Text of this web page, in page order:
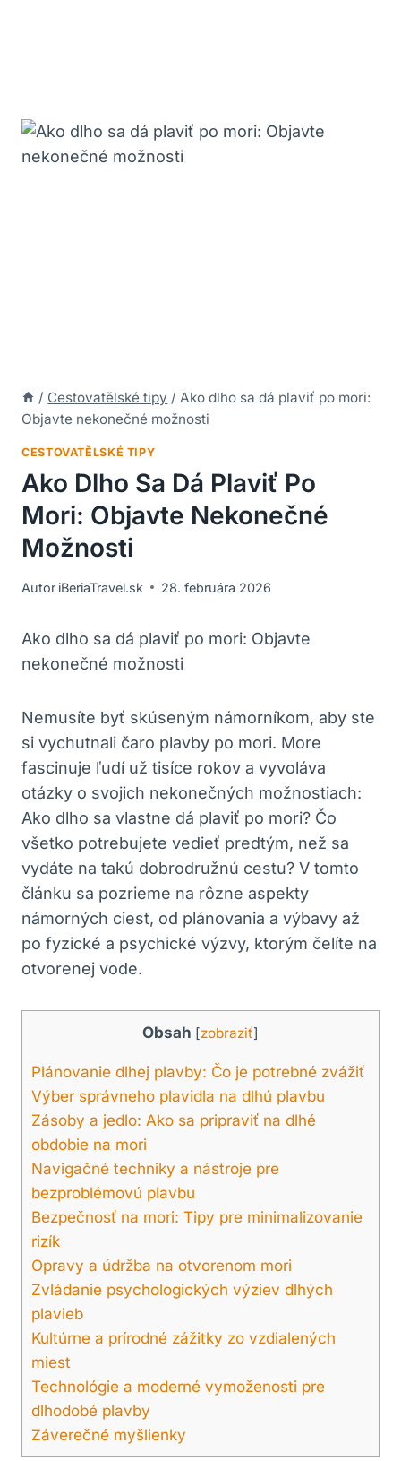
/ Cestovatělské tipy / Ako dlho sa dá plaviť po mori:
Objavte nekonečné možnosti
CESTOVATĚLSKÉ TIPY
Ako Dlho Sa Dá Plaviť Po
Mori: Objavte Nekonečné
Možnosti
Autor iBeriaTravel.sk 28. februára 2026
Ako dlho sa dá plaviť po mori: Objavte
nekonečné možnosti
Nemusíte byť skúseným námorníkom, aby ⁣ste
si vychutnali čaro plavby po mori. More
⁣fascinuje ľudí už tisíce rokov a vyvoláva
otázky o svojich ⁣nekonečných možnostiach:
Ako ‌dlho sa vlastne dá plaviť po ‌mori? Čo
všetko potrebujete vedieť predtým, než sa
vydáte na takú dobrodružnú cestu? V tomto
článku sa pozrieme na rôzne aspekty
námorných ciest, ‌od ‌plánovania⁤ a výbavy až
po fyzické a psychické⁤ výzvy, ktorým čelíte na
otvorenej⁢ vode.
Obsah [zobraziť]
Plánovanie dlhej plavby: Čo je potrebné zvážiť
Výber správneho plavidla na⁢ dlhú plavbu
Zásoby a jedlo:‌ Ako‍ sa pripraviť na dlhé
⁣obdobie na mori
Navigačné techniky a nástroje pre
bezproblémovú plavbu
Bezpečnosť na mori: Tipy pre minimalizovanie
rizík
Opravy⁣ a údržba na otvorenom mori
Zvládanie psychologických výziev dlhých
plavieb
Kultúrne a prírodné zážitky ⁣zo vzdialených
miest
Technológie a moderné vymoženosti pre
dlhodobé plavby
Záverečné myšlienky